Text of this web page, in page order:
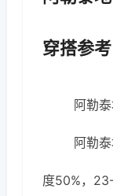
穿搭参考
阿勒
阿勒
度50%，23-